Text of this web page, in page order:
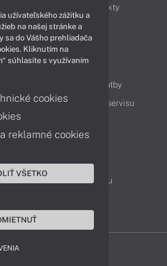
Produkty
Videá
Obsah
Možnosti doručenia a platby
Servisné služby Cenník servisu
Kontakty
Obchodné oddelenie
Reklamácia tovaru
užívateľského zážitku a
na našej stránke a
sa do Vášho prehliadača
Kliknutím na
súhlasíte s využívaním
cookies
reklamné cookies
VŠETKO